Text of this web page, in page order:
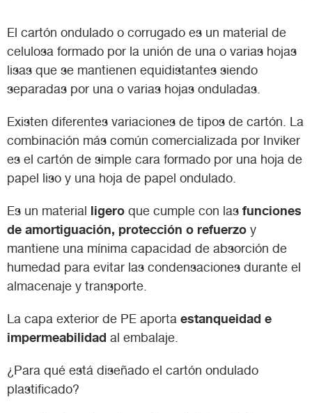
El cartón ondulado o corrugado es un material de
celulosa formado por la unión de una o varias hojas
lisas que se mantienen equidistantes siendo
separadas por una o varias hojas onduladas.
Existen diferentes variaciones de tipos de cartón. La
combinación más común comercializada por Inviker
es el cartón de simple cara formado por una hoja de
papel liso y una hoja de papel ondulado.
Es un material ligero que cumple con las funciones
de amortiguación, protección o refuerzo y
mantiene una mínima capacidad de absorción de
humedad para evitar las condensaciones durante el
almacenaje y transporte.
La capa exterior de PE aporta estanqueidad e
impermeabilidad al embalaje.
¿Para qué está diseñado el cartón ondulado
plastificado?